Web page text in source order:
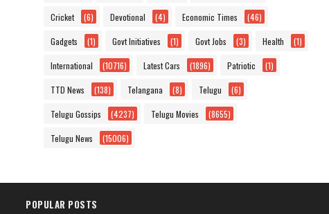
Cricket (6) Devotional (4) Economic Times (46)
Gadgets (1) Govt Initiatives (1) Govt Jobs (3) Health (1)
International (10716) Latest Cars (1896) Patriotic (1)
TTD News (138) Telangana (8) Telugu (6)
Telugu Gossips (4237) Telugu Movies (8655)
Telugu News (15006)
POPULAR POSTS